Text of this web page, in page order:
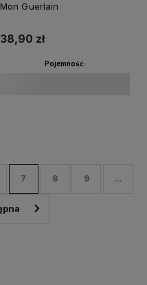
Mon Guerlain
38,90 zł
Pojemność:
7 8 9 ...